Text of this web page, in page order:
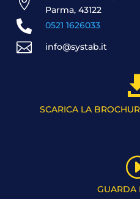
Parma, 43122
 0521 1626033
 info@systab.it
SCARICA LA
GUARDA